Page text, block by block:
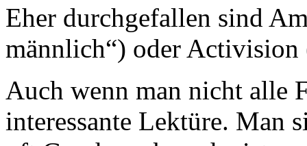
Eher durchgefallen sind
männlich“) oder Activision
Auch wenn man nicht alle
interessante Lektüre. Man